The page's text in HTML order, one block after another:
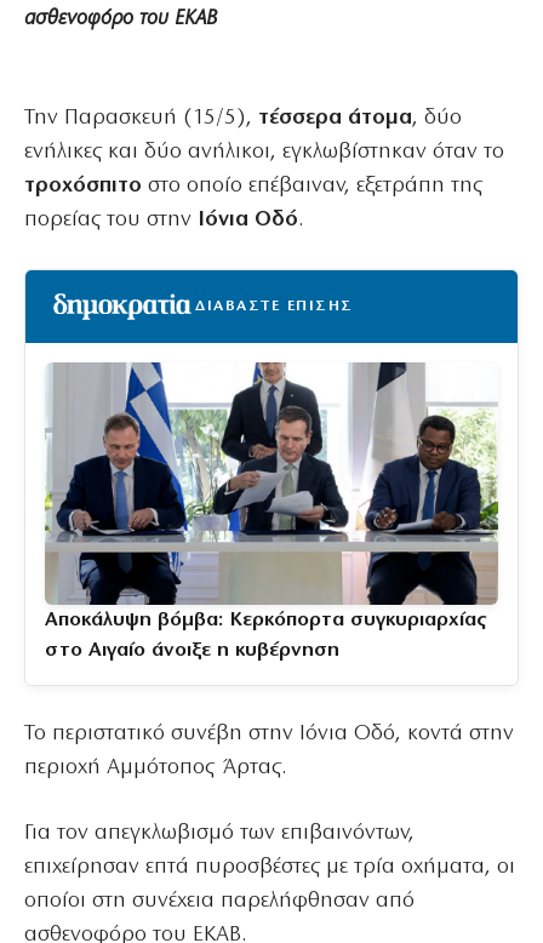
ασθενοφόρο του ΕΚΑΒ
Την Παρασκευή (15/5), τέσσερα άτομα, δύο
ενήλικες και δύο ανήλικοι, εγκλωβίστηκαν όταν το
τροχόσπιτο στο οποίο επέβαιναν, εξετράπη της
πορείας του στην Ιόνια Οδό.
ΔΙΑΒΑΣΤΕ ΕΠΙΣΗΣ
Αποκάλυψη βόμβα: Κερκόπορτα συγκυριαρχίας
στο Αιγαίο άνοιξε η κυβέρνηση
Το περιστατικό συνέβη στην Ιόνια Οδό, κοντά στην
περιοχή Αμμότοπος Άρτας.
Για τον απεγκλωβισμό των επιβαινόντων,
επιχείρησαν επτά πυροσβέστες με τρία οχήματα, οι
οποίοι στη συνέχεια παρελήφθησαν από
ασθενοφόρο του ΕΚΑΒ.